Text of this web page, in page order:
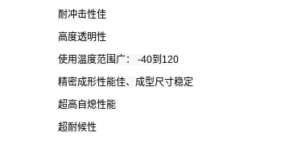
耐冲击性佳
高度透明性
使用温度范围广： -40到120
精密成形性能佳、成型尺寸稳定
超高自熄性能
超耐候性